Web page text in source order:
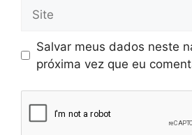
Salvar meus dados neste
próxima vez que eu